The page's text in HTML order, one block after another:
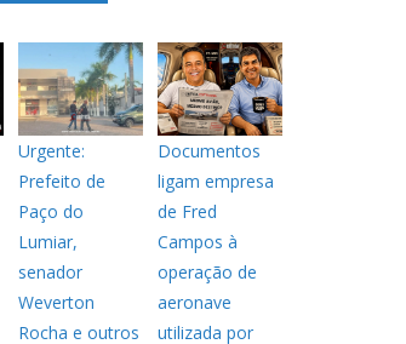
Urgente:
Prefeito de
Paço do
Lumiar,
senador
Weverton
Rocha e outros
Documentos
ligam empresa
de Fred
Campos à
operação de
aeronave
utilizada por